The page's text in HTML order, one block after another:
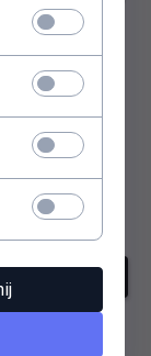
Później
korzystając z
zaawansowane